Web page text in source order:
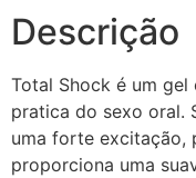
Descrição
Total Shock é um gel
pratica do sexo oral.
uma forte excitação,
proporciona uma